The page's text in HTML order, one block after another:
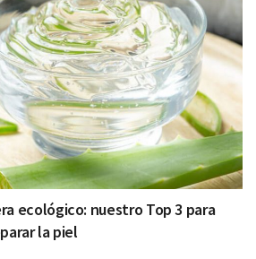
ecológico: nuestro Top 3 para
la piel